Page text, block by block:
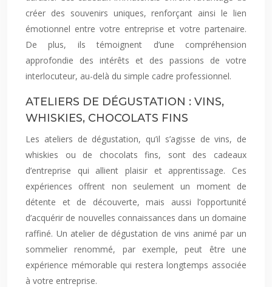
créer des souvenirs uniques, renforçant ainsi le lien
émotionnel entre votre entreprise et votre partenaire.
De plus, ils témoignent d’une compréhension
approfondie des intérêts et des passions de votre
interlocuteur, au-delà du simple cadre professionnel.
ATELIERS DE DÉGUSTATION : VINS,
WHISKIES, CHOCOLATS FINS
Les ateliers de dégustation, qu’il s’agisse de vins, de
whiskies ou de chocolats fins, sont des cadeaux
d’entreprise qui allient plaisir et apprentissage. Ces
expériences offrent non seulement un moment de
détente et de découverte, mais aussi l’opportunité
d’acquérir de nouvelles connaissances dans un domaine
raffiné. Un atelier de dégustation de vins animé par un
sommelier renommé, par exemple, peut être une
expérience mémorable qui restera longtemps associée
à votre entreprise.